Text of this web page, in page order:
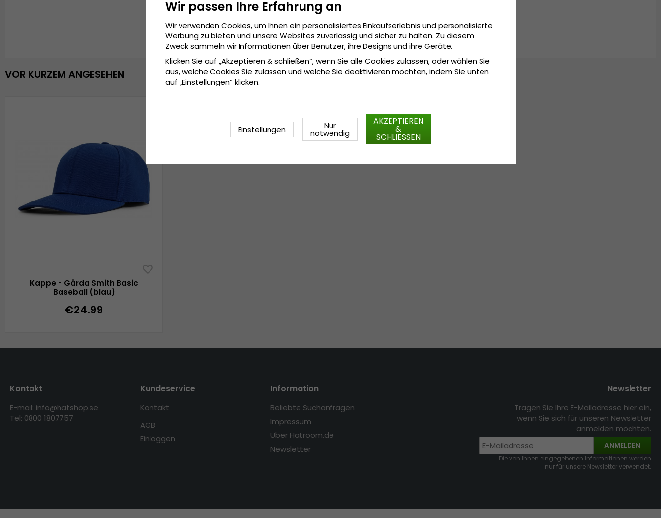
Grösseninformationen:
VOR KURZEM ANGESEHEN
Kappe - Gårda Smith Basic
Baseball (blau)
€24.99
Kontakt
E-mail: info@hatshop.se
Tel: 0800 1807757
Kundeservice
Kontakt
AGB
Einloggen
Information
Beliebte Suchanfragen
Impressum
Über Hatroom.de
Newsletter
Newsletter
Tragen Sie Ihre E-Mailadresse hier ein,
wenn Sie sich für unseren Newsletter
anmelden möchten.
ANMELDEN
Die von Ihnen eingegebenen Informationen werden
nur für unsere Newsletter verwendet.
Wir passen Ihre Erfahrung an
Wir verwenden Cookies, um Ihnen ein personalisiertes Einkaufserlebnis und personalisierte
Werbung zu bieten und unsere Websites zuverlässig und sicher zu halten. Zu diesem
Zweck sammeln wir Informationen über Benutzer, ihre Designs und ihre Geräte.
Klicken Sie auf „Akzeptieren & schließen“, wenn Sie alle Cookies zulassen, oder wählen Sie
aus, welche Cookies Sie zulassen und welche Sie deaktivieren möchten, indem Sie unten
auf „Einstellungen“ klicken.
Einstellungen Nur
notwendig
AKZEPTIEREN
&
SCHLIESSEN